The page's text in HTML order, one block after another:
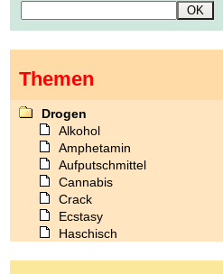
Themen
Drogen
Alkohol
Amphetamin
Aufputschmittel
Cannabis
Crack
Ecstasy
Haschisch